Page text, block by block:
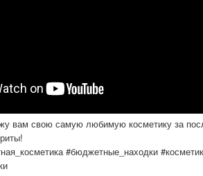
вам свою самую любимую косметику за
#бюджетные_находки